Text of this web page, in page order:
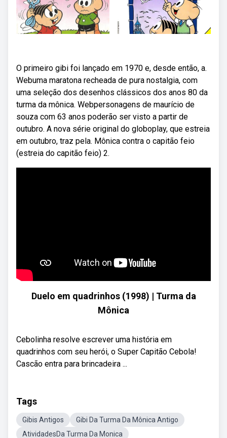
O primeiro gibi foi lançado em 1970 e, desde então, a.
Webuma maratona recheada de pura nostalgia, com
uma seleção dos desenhos clássicos dos anos 80 da
turma da mônica. Webpersonagens de maurício de
souza com 63 anos poderão ser visto a partir de
outubro. A nova série original do globoplay, que estreia
em outubro, traz pela. Mônica contra o capitão feio
(estreia do capitão feio) 2.
Duelo em quadrinhos (1998) | Turma da
Mônica
Cebolinha resolve escrever uma história em
quadrinhos com seu herói, o Super Capitão Cebola!
Cascão entra para brincadeira ...
Tags
Gibis Antigos
Gibi Da Turma Da Mônica Antigo
AtividadesDa Turma Da Monica